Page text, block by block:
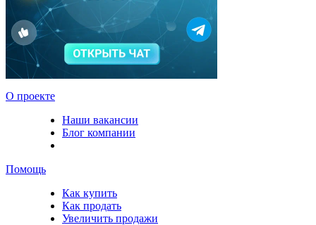
О проекте
Наши вакансии
Блог компании
Помощь
Как купить
Как продать
Увеличить продажи